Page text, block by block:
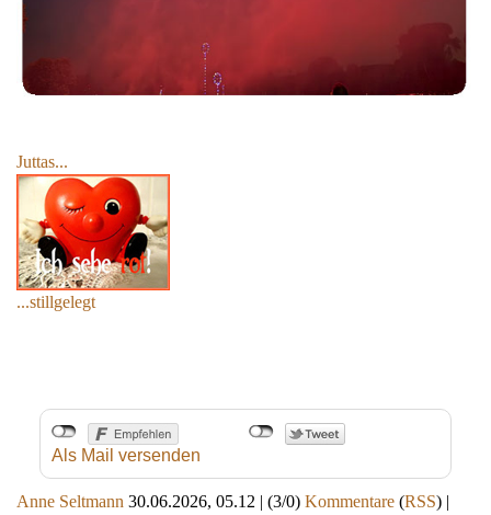
Juttas...
...stillgelegt
Als Mail versenden
Anne Seltmann 30.06.2026, 05.12 | (3/0) Kommentare (RSS) |